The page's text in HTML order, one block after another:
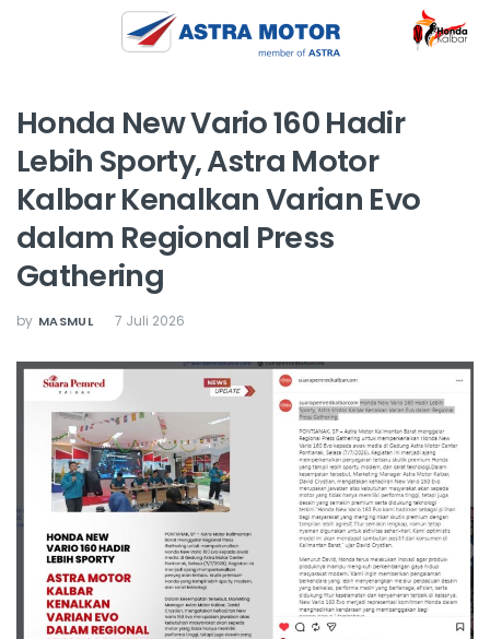
Honda New Vario 160 Hadir
Lebih Sporty, Astra Motor
Kalbar Kenalkan Varian Evo
dalam Regional Press
Gathering
by MASMUL 7 Juli 2026